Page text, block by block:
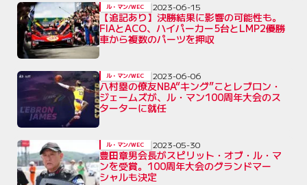
【追記あり】決勝結果に影響の可能性も。
FIAとACO、ハイパーカー5台とLMP2優勝
車から複数のパーツを押収
ル・マン/WEC 2023-06-15
八村塁の僚友NBA“キング”ことレブロン・
ジェームズが、ル・マン100周年大会のス
ターターに就任
ル・マン/WEC 2023-06-06
豊田章男会長がスピリット・オブ・ル・マ
ンを受賞。100周年大会のグランドマー
シャルも決定
ル・マン/WEC 2023-05-30